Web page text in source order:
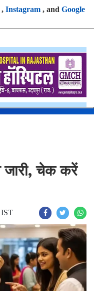
Instagram, and Google
जारी, चेक करें
IST